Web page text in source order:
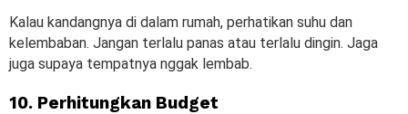
Kalau kandangnya di dalam rumah, perhatikan suhu dan
kelembaban. Jangan terlalu panas atau terlalu dingin. Jaga
juga supaya tempatnya nggak lembab.
10. Perhitungkan Budget